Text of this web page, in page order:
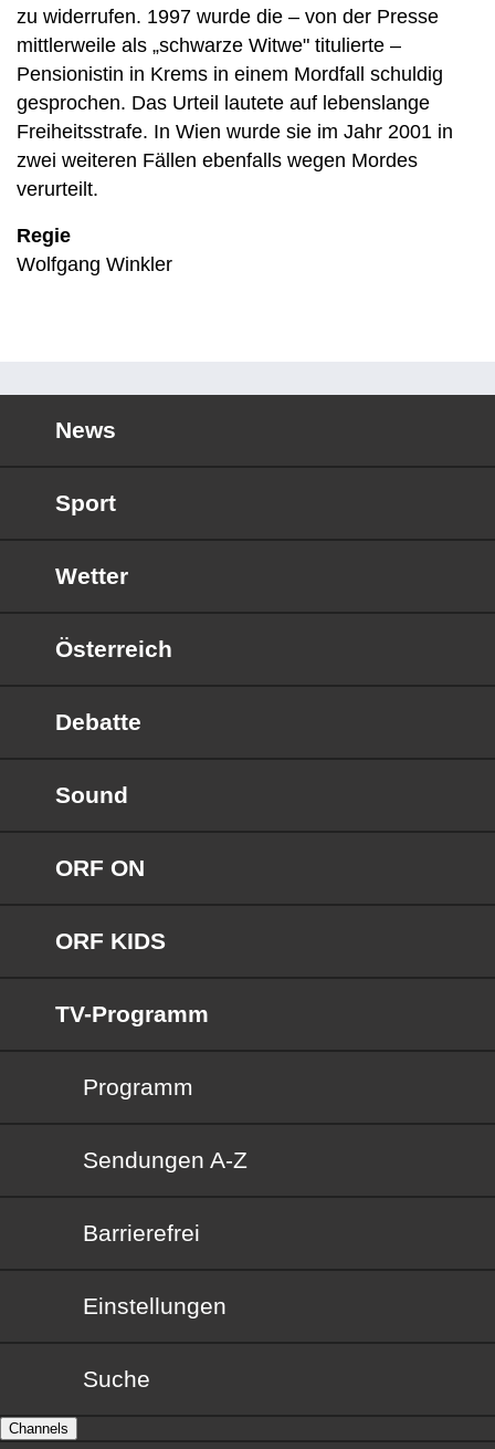
zu widerrufen. 1997 wurde die – von der Presse
mittlerweile als „schwarze Witwe" titulierte –
Pensionistin in Krems in einem Mordfall schuldig
gesprochen. Das Urteil lautete auf lebenslange
Freiheitsstrafe. In Wien wurde sie im Jahr 2001 in
zwei weiteren Fällen ebenfalls wegen Mordes
verurteilt.
Regie
Wolfgang Winkler
News
Sport
Wetter
Österreich
Debatte
Sound
ORF ON
ORF KIDS
TV-Programm
Programm
Sendungen von A bis Z
Sendungen A-Z
Barrierefrei
Barrierefrei
Einstellungen
Suche
Channels